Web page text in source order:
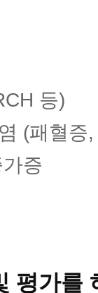
등)
(패혈증
증
평가를